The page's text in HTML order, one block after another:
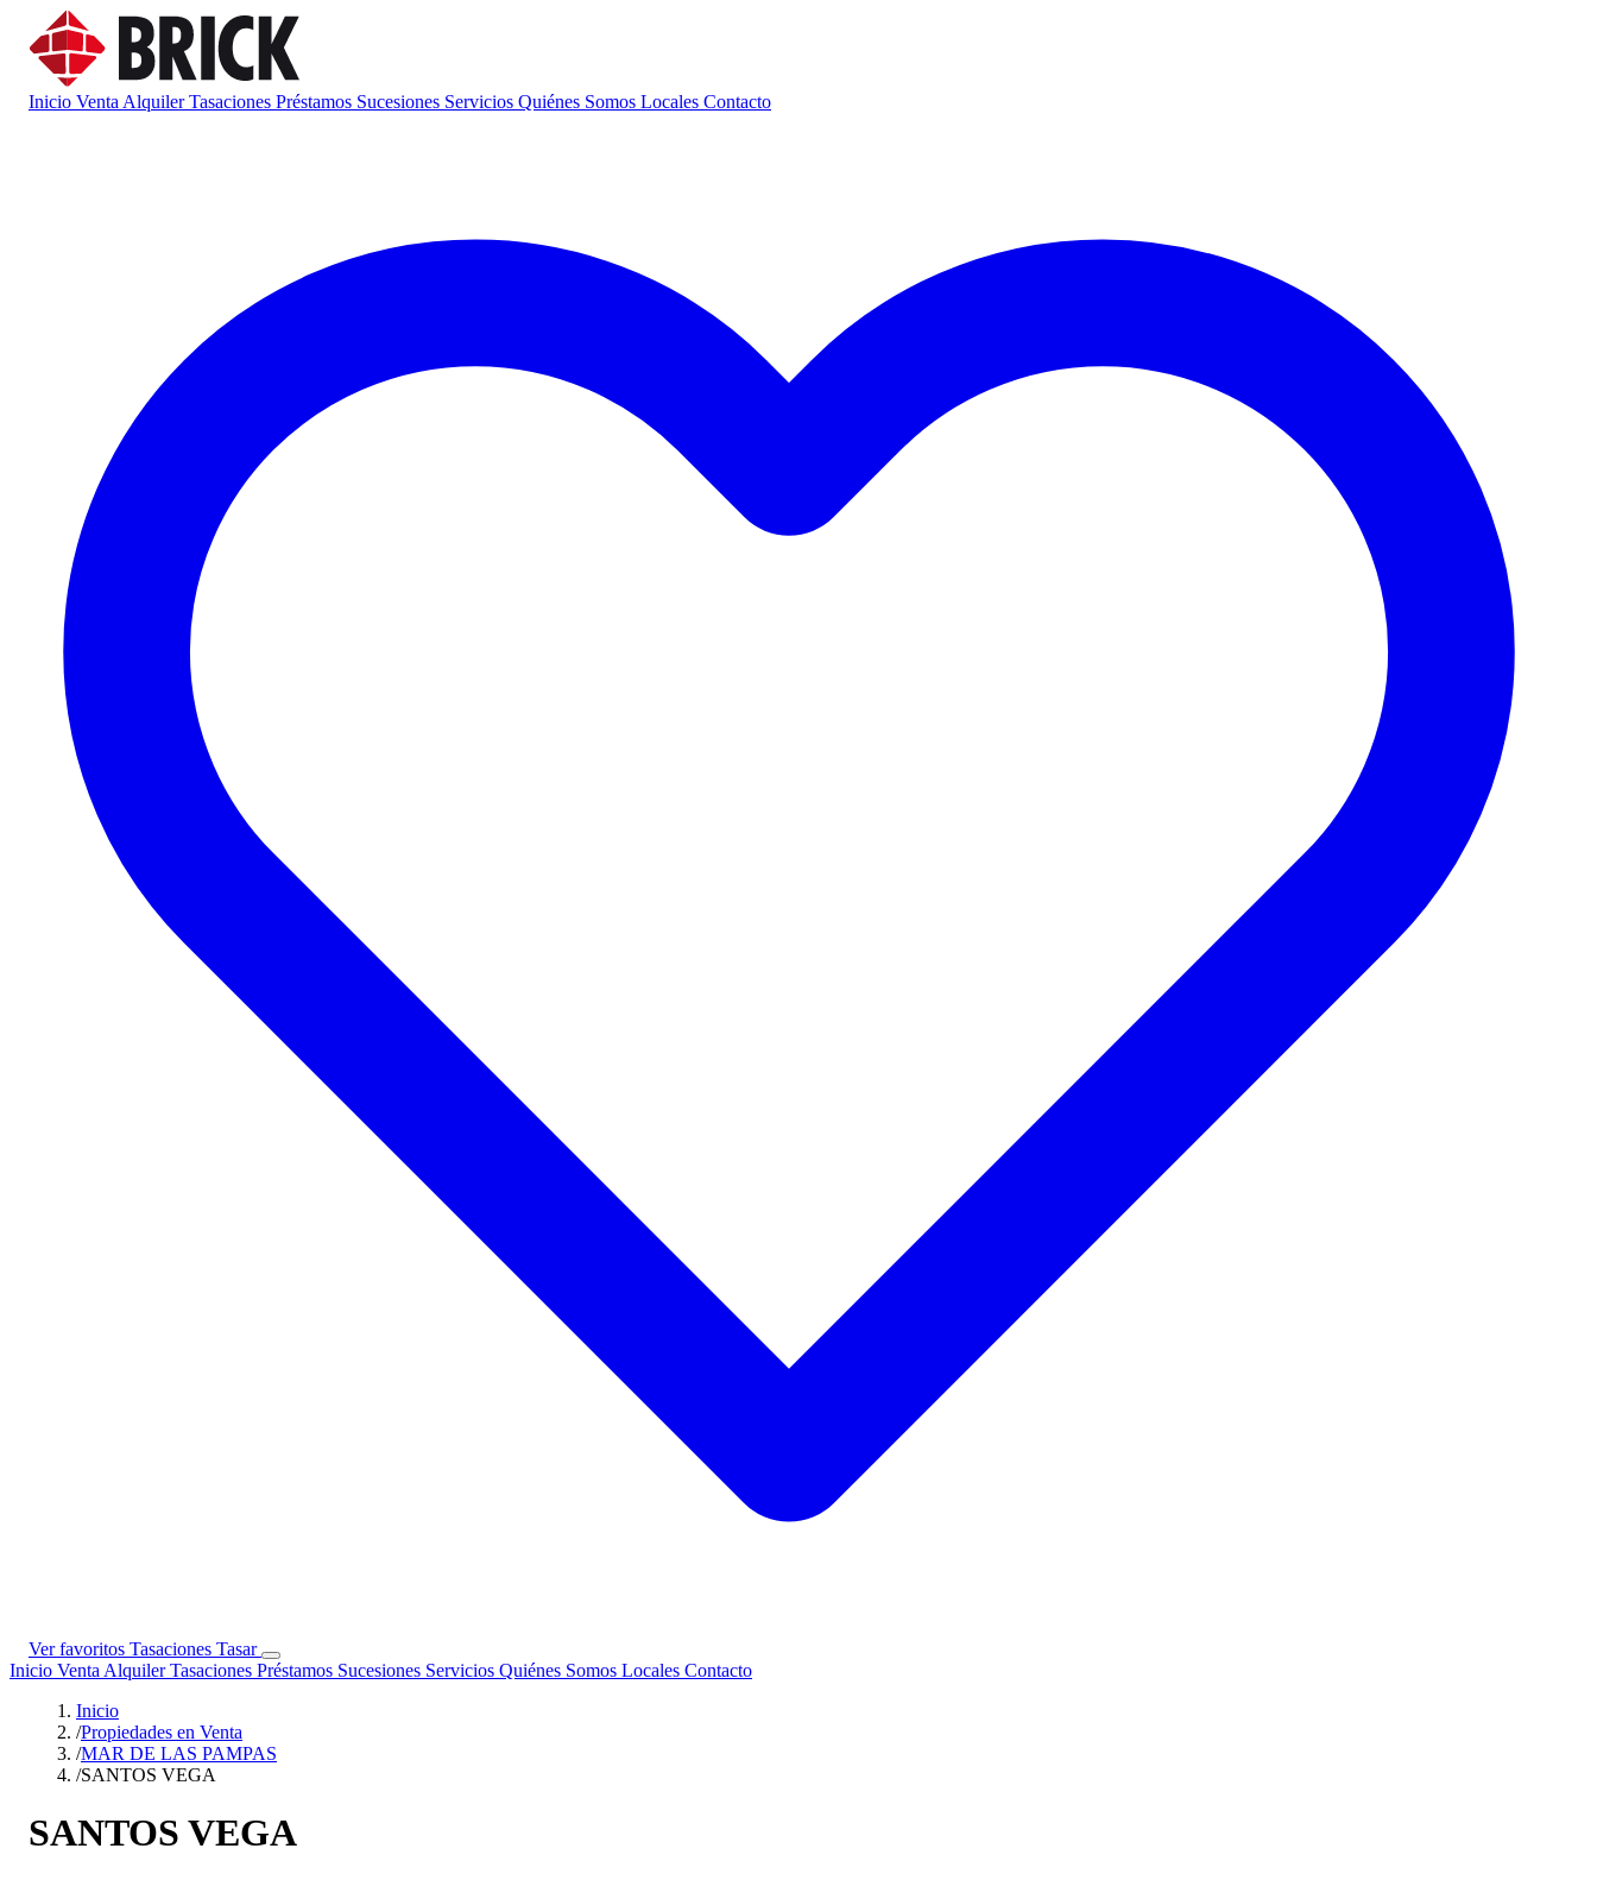
Inicio Venta AlquilerTasaciones Préstamos Sucesiones Servicios Quiénes Somos Locales Contacto
Ver favoritos Tasaciones Tasar
Inicio Venta AlquilerTasaciones Préstamos Sucesiones Servicios Quiénes Somos Locales Contacto
Inicio
/Propiedades en Venta
/MAR DE LAS PAMPAS
/SANTOS VEGA
SANTOS VEGA